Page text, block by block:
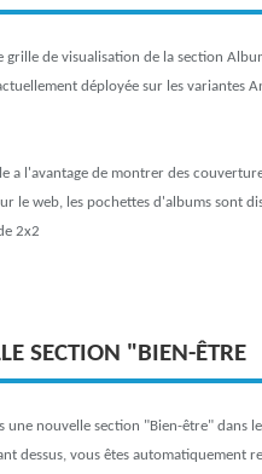
de visualisation de la section
déployée sur les variantes
a l'avantage de montrer des
le web, les pochettes d'albums sont
2x2
SECTION "BIEN-ÊTRE
nouvelle section "Bien-être" dans
dessus, vous êtes automatiquement